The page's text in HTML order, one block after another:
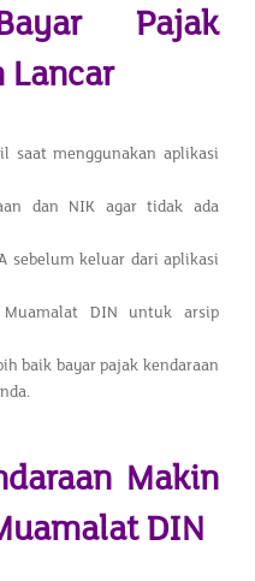
Pajak
Lancar
saat menggunakan aplikasi
dan NIK agar tidak ada
sebelum keluar dari aplikasi
DIN untuk arsip
baik bayar pajak kendaraan
Makin
DIN